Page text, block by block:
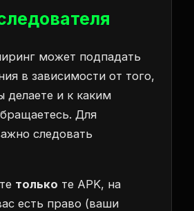
может подпадать
в зависимости от того,
делаете и к каким
Для
следовать
только те APK, на
есть право (ваши